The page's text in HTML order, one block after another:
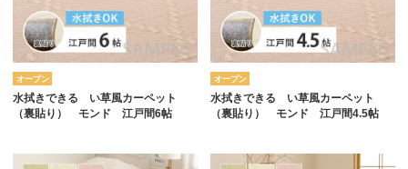
オープン
水拭きできる い草風カーペット
（裏貼り） モンド 江戸間6帖
オープン
水拭きできる い草風カーペット
（裏貼り） モンド 江戸間4.5帖